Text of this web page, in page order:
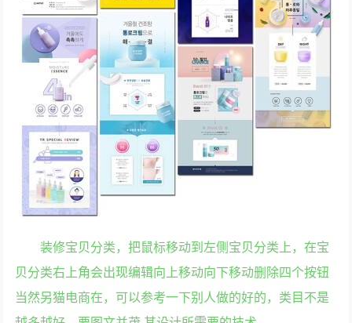
装修宝贝分类，把鼠标移动到左侧宝贝分类上，在宝
贝分类右上角会出现编辑向上移动向下移动删除四个按钮
当然另猫电商在，可以参考一下别人做的好的，类目不是